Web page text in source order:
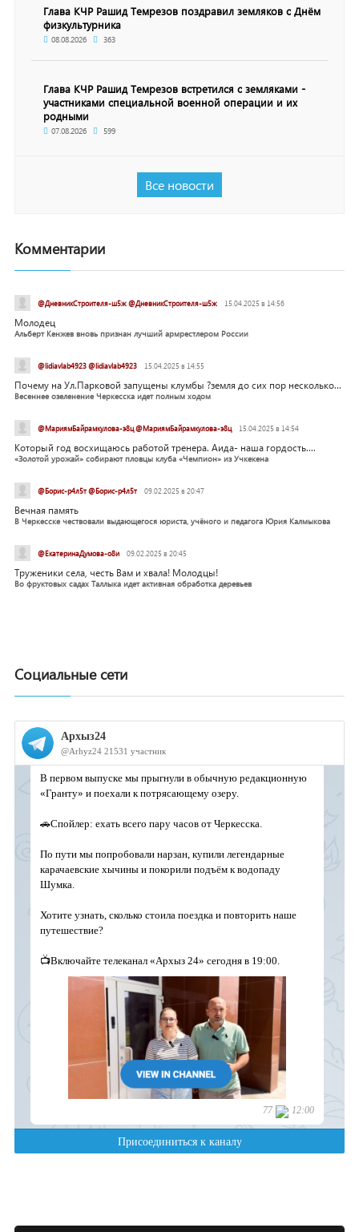
Глава КЧР Рашид Темрезов поздравил земляков с Днём
физкультурника
08.08.2026 363
Глава КЧР Рашид Темрезов встретился с земляками -
участниками специальной военной операции и их
родными
07.08.2026 599
Все новости
Комментарии
@ДневникСтроителя-ш5ж @ДневникСтроителя-ш5ж 15.04.2025 в 14:56
Молодец
Альберт Кенжев вновь признан лучший армрестлером России
@lidiavlab4923 @lidiavlab4923 15.04.2025 в 14:55
Почему на Ул.Парковой запущены клумбы ?земля до сих пор несколько...
Весеннее озеленение Черкесска идет полным ходом
@МариямБайрамкулова-э8ц @МариямБайрамкулова-э8ц 15.04.2025 в 14:54
Который год восхищаюсь работой тренера. Аида- наша гордость....
«Золотой урожай» собирают пловцы клуба «Чемпион» из Учкекена
@Борис-р4л5т @Борис-р4л5т 09.02.2025 в 20:47
Вечная память
В Черкесске чествовали выдающегося юриста, учёного и педагога Юрия Калмыкова
@ЕкатеринаДумова-о8и 09.02.2025 в 20:45
Труженики села, честь Вам и хвала! Молодцы!
Во фруктовых садах Таллыка идет активная обработка деревьев
Социальные сети